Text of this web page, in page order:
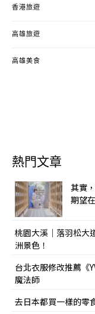
香港旅遊
高雄旅遊
高雄美食
熱門文章
其實
期望
桃園大溪｜落羽松大
洲景色！
台北衣服修改推薦《
魔法師
去日本都買一樣的零